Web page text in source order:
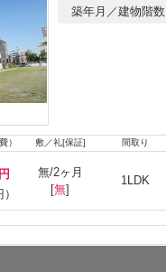
築年月／建物階数
） 敷／礼[保証] 間取り
無/2ヶ月
[無]
1LDK